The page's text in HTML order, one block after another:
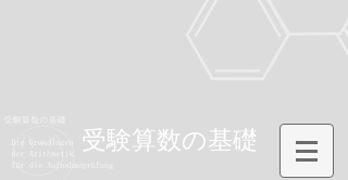
受験算数の基礎